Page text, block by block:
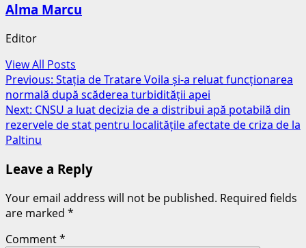
Alma Marcu
Editor
View All Posts
Post
navigation
Previous: Stația de Tratare Voila și-a reluat funcționarea
normală după scăderea turbidității apei
Next: CNSU a luat decizia de a distribui apă potabilă din
rezervele de stat pentru localitățile afectate de criza de la
Paltinu
Leave a Reply
Your email address will not be published. Required fields
are marked *
Comment*